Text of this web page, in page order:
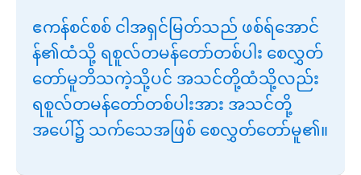
ဧကန်စင်စစ် ငါအရှင်မြတ်သည် ဖစ်ရ်အောင်
န်၏ထံသို့ ရစူလ်တမန်တော်တစ်ပါး စေလွှတ်
တော်မူဘိသကဲ့သို့ပင် အသင်တို့ထံသို့လည်း
ရစူလ်တမန်တော်တစ်ပါးအား အသင်တို့
အပေါ်၌ သက်သေအဖြစ် စေလွှတ်တော်မူ၏။